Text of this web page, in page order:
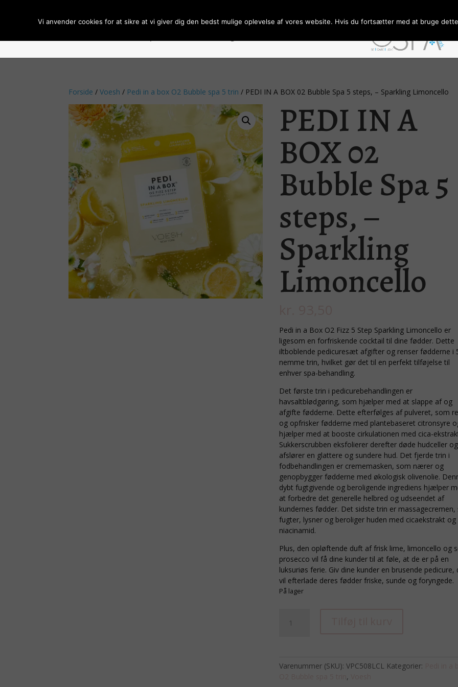
Forside /Voesh / Pedi in a box O2 Bubble spa 5 trin / PEDI IN A BOX 02 Bubble Spa 5 steps, – Sparkling Limoncello
PEDI IN A
BOX 02
Bubble Spa 5
steps, –
Sparkling
Limoncello
Pedi in a Box O2 Fizz 5 Step Sparkling Limoncello er
ligesom en forfriskende cocktail til dine fødder. Dette
iltboblende pedicuresæt afgifter og renser fødderne i
nemme trin, hvilket gør det til en perfekt tilføjelse til
enhver spa-behandling.
Det første trin i pedicurebehandlingen er
havsaltblødgøring, som hjælper med at slappe af og
afgifte fødderne. Dette efterfølges af pulveret, som
og opfrisker fødderne med plantebaseret citronsyre
hjælper med at booste cirkulationen med cica-
Sukkerscrubben eksfolierer derefter døde hudceller og
afslører en glattere og sundere hud. Det fjerde trin i
fodbehandlingen er crememasken, som nærer og
genopbygger fødderne med økologisk olivenolie.
dybt fugtgivende og beroligende ingrediens hjælper
at forbedre det generelle helbred og udseendet af
kundernes fødder. Det sidste trin er massagecremen,
fugter, lysner og beroliger huden med cicaekstrakt og
niacinamid.
Plus, den opløftende duft af frisk lime, limoncello og
prosecco vil få dine kunder til at føle, at de er på en
luksuriøs ferie. Giv dine kunder en brusende pedicure,
vil efterlade deres fødder friske, sunde og foryngede.
På lager
Bubble
Varenummer (SKU):VPC508LCL Kategorier:
,
Vi anvender cookies for at sikre at vi giver dig den bedst mulige oplevelse af vores website. Hvis du fortsætter med at bruge